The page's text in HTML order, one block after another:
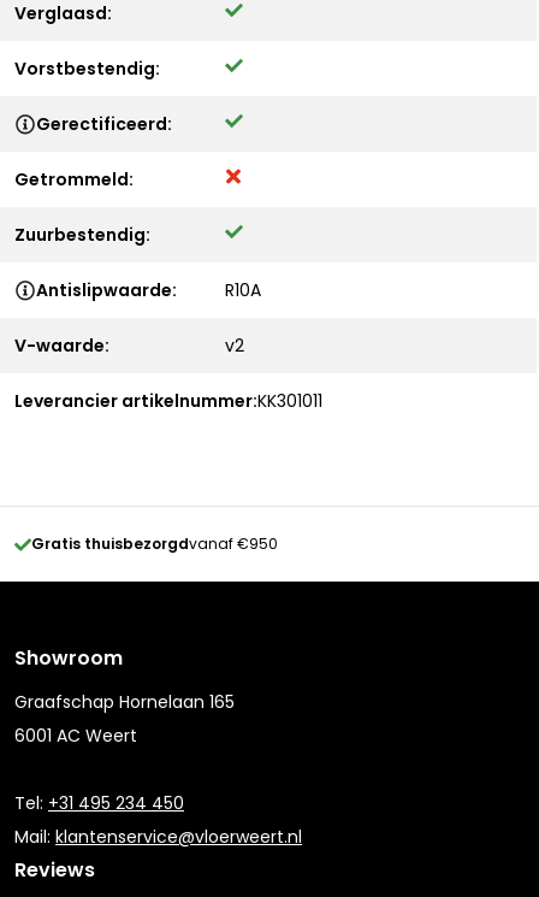
Verglaasd:
Vorstbestendig:
Gerectificeerd:
Getrommeld:
Zuurbestendig:
Antislipwaarde: R10A
V-waarde: v2
Leverancier artikelnummer:KK301011
Gratis thuisbezorgdvanaf €950
Showroom
Graafschap Hornelaan 165
6001 AC Weert
Tel: +31 495 234 450
Mail: klantenservice@vloerweert.nl
Reviews